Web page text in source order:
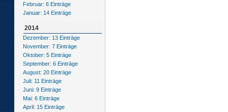
Februar: 6 Einträge
Januar: 14 Einträge
2014
Dezember: 13 Einträge
November: 7 Einträge
Oktober: 5 Einträge
September: 6 Einträge
August: 20 Einträge
Juli: 11 Einträge
Juni: 9 Einträge
Mai: 6 Einträge
April: 15 Einträge